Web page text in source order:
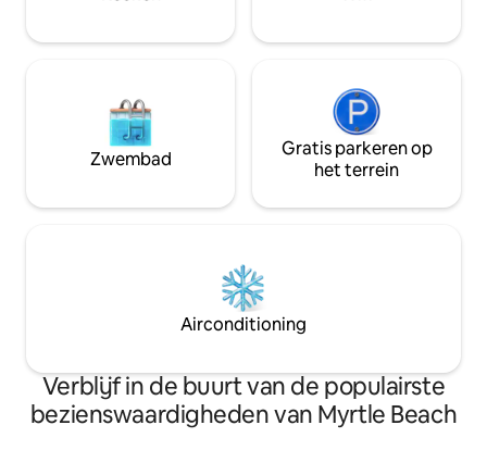
maken.
Zwembad
Gratis parkeren op
het terrein
Airconditioning
Verblijf in de buurt van de populairste
bezienswaardigheden van Myrtle Beach